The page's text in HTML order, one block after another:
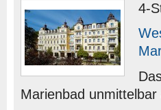
4-
Marienbad